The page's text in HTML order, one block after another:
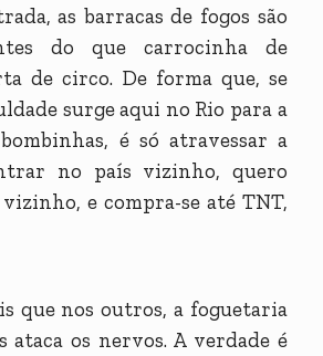
as barracas de fogos são
do que carrocinha de
de circo. De forma que, se
surge aqui no Rio para a
é só atravessar a
no país vizinho, quero
e compra-se até TNT,
que nos outros, a foguetaria
ataca os nervos. A verdade é